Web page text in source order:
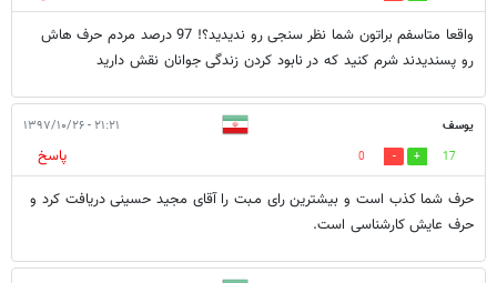
واقعا متاسفم براتون شما نظر سنجی رو ندیدید؟! 97 درصد مردم حرف هاش
رو پسندیدند شرم کنید که در نابود کردن زندگی جوانان نقش دارید
یوسف ۲۱:۲۱ - ۱۳۹۷/۱۰/۲۶
17
0
پاسخ
حرف شما کذب است و بیشترین رای مـبت را آقای مجید حسینی دریافت کرد و
حرف عایش کارشناسی است.